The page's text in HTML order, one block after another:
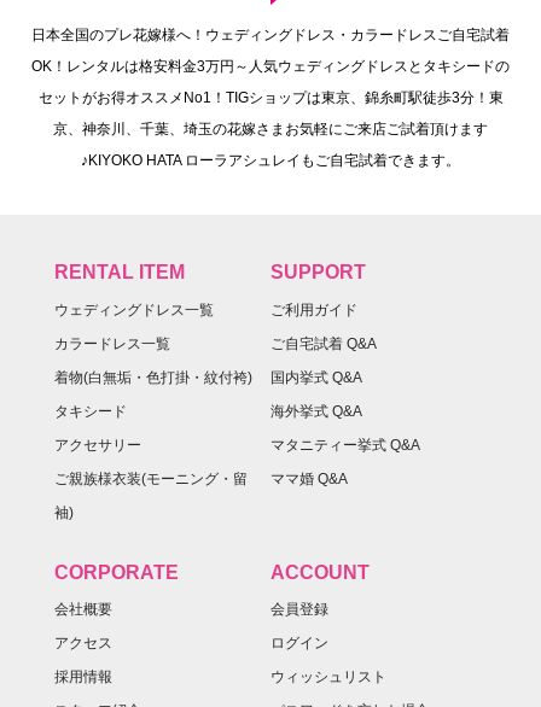
日本全国のプレ花嫁様へ！ウェディングドレス・カラードレスご自宅試着
OK！レンタルは格安料金3万円～人気ウェディングドレスとタキシードの
セットがお得オススメNo1！TIGショップは東京、錦糸町駅徒歩3分！東
京、神奈川、千葉、埼玉の花嫁さまお気軽にご来店ご試着頂けます
♪KIYOKO HATA ローラアシュレイもご自宅試着できます。
RENTAL ITEM
ウェディングドレス一覧
カラードレス一覧
着物(白無垢・色打掛・紋付袴)
タキシード
アクセサリー
ご親族様衣装(モーニング・留
袖)
SUPPORT
ご利用ガイド
ご自宅試着 Q&A
国内挙式 Q&A
海外挙式 Q&A
マタニティー挙式 Q&A
ママ婚 Q&A
CORPORATE
会社概要
アクセス
採用情報
ACCOUNT
会員登録
ログイン
ウィッシュリスト